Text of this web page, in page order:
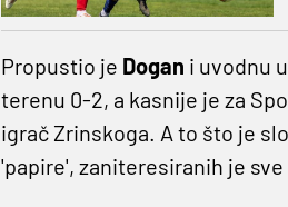
Propustio je Dogan i uvodnu
terenu 0-2, a kasnije je za
igrač Zrinskoga. A to što je
'papire', zaniteresiranih je sve